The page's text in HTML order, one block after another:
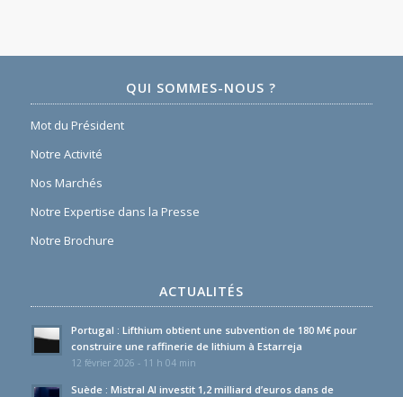
QUI SOMMES-NOUS ?
Mot du Président
Notre Activité
Nos Marchés
Notre Expertise dans la Presse
Notre Brochure
ACTUALITÉS
Portugal : Lifthium obtient une subvention de 180 M€ pour
construire une raffinerie de lithium à Estarreja
12 février 2026 - 11 h 04 min
Suède : Mistral AI investit 1,2 milliard d’euros dans de